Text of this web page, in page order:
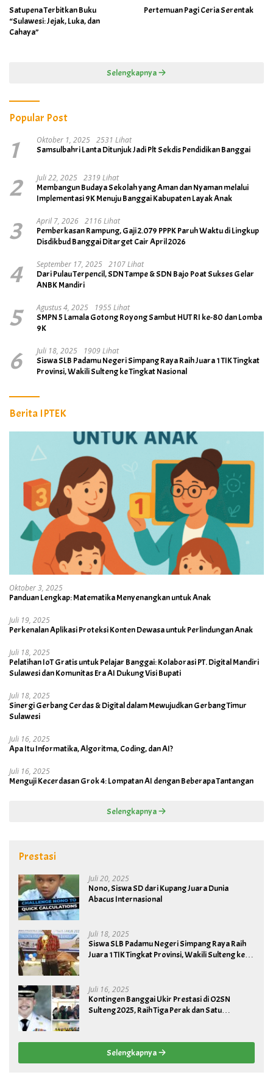
Satupena Terbitkan Buku
“Sulawesi: Jejak, Luka, dan
Cahaya”
Pertemuan Pagi Ceria Serentak
Selengkapnya
Popular Post
1 Oktober 1, 2025 2531 Lihat
Samsulbahri Lanta Ditunjuk Jadi Plt Sekdis Pendidikan Banggai
2 Juli 22, 2025 2319 Lihat
Membangun Budaya Sekolah yang Aman dan Nyaman melalui
Implementasi 9K Menuju Banggai Kabupaten Layak Anak
3 April 7, 2026 2116 Lihat
Pemberkasan Rampung, Gaji 2.079 PPPK Paruh Waktu di Lingkup
Disdikbud Banggai Ditarget Cair April 2026
4 September 17, 2025 2107 Lihat
Dari Pulau Terpencil, SDN Tampe & SDN Bajo Poat Sukses Gelar
ANBK Mandiri
5 Agustus 4, 2025
1955 Lihat
SMPN 5 Lamala Gotong Royong Sambut HUT RI ke-80 dan Lomba
9K
6 Juli 18, 2025
1909 Lihat
Siswa SLB Padamu Negeri Simpang Raya Raih Juara 1 TIK Tingkat
Provinsi, Wakili Sulteng ke Tingkat Nasional
Berita IPTEK
Oktober 3, 2025
Panduan Lengkap: Matematika Menyenangkan untuk Anak
Juli 19, 2025
Perkenalan Aplikasi Proteksi Konten Dewasa untuk Perlindungan Anak
Juli 18, 2025
Pelatihan IoT Gratis untuk Pelajar Banggai: Kolaborasi PT. Digital Mandiri
Sulawesi dan Komunitas Era AI Dukung Visi Bupati
Juli 18, 2025
Sinergi Gerbang Cerdas & Digital dalam Mewujudkan Gerbang Timur
Sulawesi
Juli 16, 2025
Apa Itu Informatika, Algoritma, Coding, dan AI?
Juli 16, 2025
Menguji Kecerdasan Grok 4: Lompatan AI dengan Beberapa Tantangan
Selengkapnya
Prestasi
Juli 20, 2025
Nono, Siswa SD dari Kupang Juara Dunia
Abacus Internasional
Juli 18, 2025
Siswa SLB Padamu Negeri Simpang Raya Raih
Juara 1 TIK Tingkat Provinsi, Wakili Sulteng ke
Juli 16, 2025
Kontingen Banggai Ukir Prestasi di O2SN
Sulteng 2025, Raih Tiga Perak dan Satu
Selengkapnya